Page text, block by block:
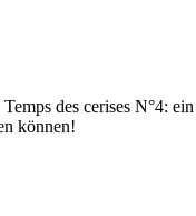
des cerises N°4: ein
können!